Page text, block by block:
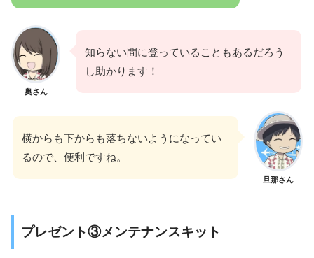
奥さん
知らない間に登っていることもあるだろう
し助かります！
旦那さん
横からも下からも落ちないようになってい
るので、便利ですね。
プレゼント③メンテナンスキット